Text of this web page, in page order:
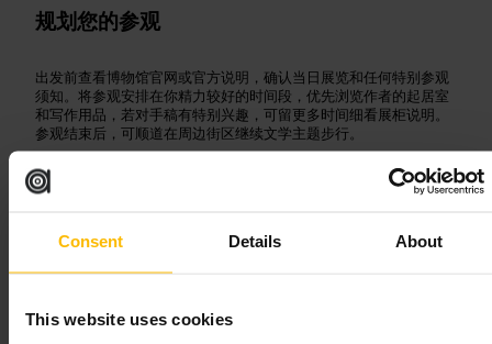
Consent Details About
This website uses cookies
规划您的参观
出发前查看博物馆官网或官方说明，确认当日展览和任何特别参观
须知。将参观安排在你精力较好的时间段，优先浏览作者的起居室
和写作用品，若对手稿有特别兴趣，可留更多时间细看展柜说明。
参观结束后，可顺道在周边街区继续文学主题步行。
芳德林博物馆
4.4